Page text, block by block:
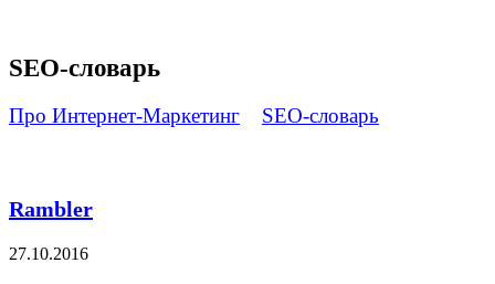
SEO-словарь
Про Интернет-Маркетинг SEO-словарь
Rambler
27.10.2016